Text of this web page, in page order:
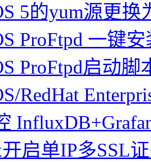
5的yum源更
ProFtpd 一键
ProFtpd启动脚
RedHat
启单IP多SSL